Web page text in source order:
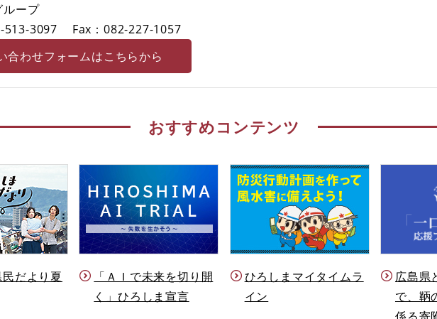
ループ
513-3097
Fax：082-227-1057
合わせフォームはこちらから
おすすめコンテンツ
だより夏
「ＡＩで未来を切り開
く」ひろしま宣言
ひろしまマイタイムラ
イン
広島県
で、鞆